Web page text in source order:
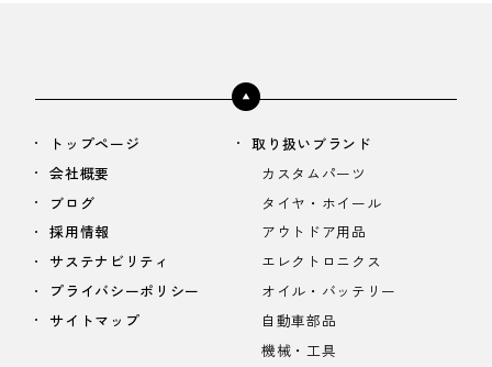
トップページ
会社概要
ブログ
採用情報
サステナビリティ
プライバシーポリシー
サイトマップ
取り扱いブランド
カスタムパーツ
タイヤ・ホイール
アウトドア用品
エレクトロニクス
オイル・バッテリー
自動車部品
機械・工具